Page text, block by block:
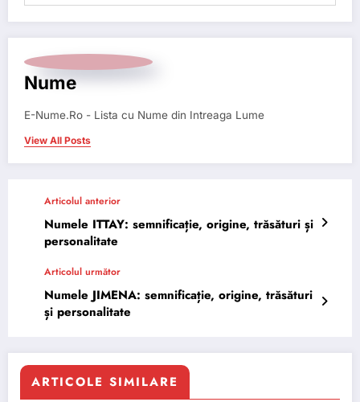
Nume
E-Nume.Ro - Lista cu Nume din Intreaga Lume
View All Posts
Articolul anterior
Numele ITTAY: semnificație, origine, trăsături și
personalitate
Articolul următor
Numele JIMENA: semnificație, origine, trăsături
și personalitate
ARTICOLE SIMILARE